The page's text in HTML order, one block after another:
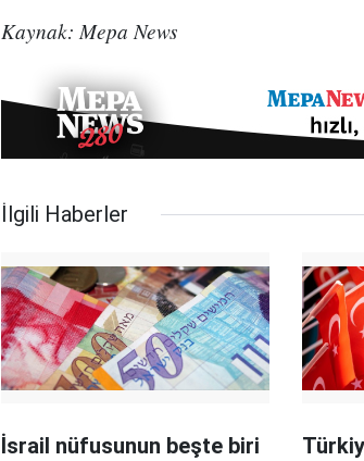
Kaynak: Mepa News
İlgili Haberler
İsrail nüfusunun beşte biri